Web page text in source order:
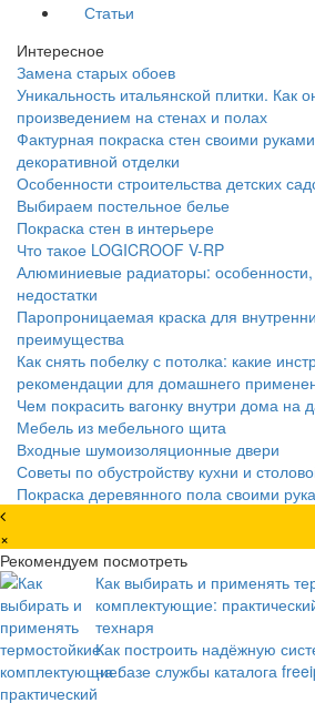
Статьи
Интересное
Замена старых обоев
Уникальность итальянской плитки. Как
произведением на стенах и полах
Фактурная покраска стен своими
декоративной отделки
Особенности строительства детских
Выбираем постельное белье
Покраска стен в интерьере
Что такое LOGICROOF V-RP
Алюминиевые радиаторы:
недостатки
Паропроницаемая краска для
преимущества
Как снять побелку с потолка: какие
рекомендации для домашнего
Чем покрасить вагонку внутри дома на
Мебель из мебельного щита
Входные шумоизоляционные двери
Советы по обустройству кухни и
Покраска деревянного пола своими
×
Рекомендуем посмотреть
Как выбирать и применять
комплектующие:
технаря
Как построить надёжную
на базе службы каталога